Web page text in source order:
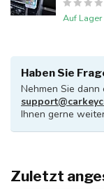
Auf Lager
Haben Sie
Nehmen Sie
Ihnen gerne
Zuletzt